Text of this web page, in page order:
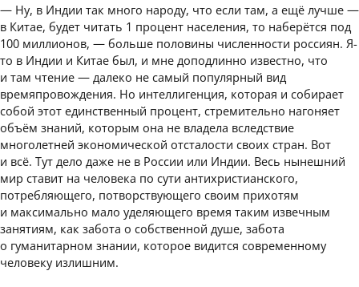
— Ну, в Индии так много народу, что если там, а ещё лучше —
в Китае, будет читать 1 процент населения, то наберётся под
100 миллионов, — больше половины численности россиян. Я-
то в Индии и Китае был, и мне доподлинно известно, что
и там чтение — далеко не самый популярный вид
времяпровождения. Но интеллигенция, которая и собирает
собой этот единственный процент, стремительно нагоняет
объём знаний, которым она не владела вследствие
многолетней экономической отсталости своих стран. Вот
и всё. Тут дело даже не в России или Индии. Весь нынешний
мир ставит на человека по сути антихристианского,
потребляющего, потворствующего своим прихотям
и максимально мало уделяющего время таким извечным
занятиям, как забота о собственной душе, забота
о гуманитарном знании, которое видится современному
человеку излишним.